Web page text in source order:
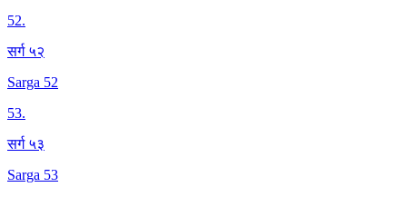
52.
सर्ग ५२
Sarga 52
53.
सर्ग ५३
Sarga 53